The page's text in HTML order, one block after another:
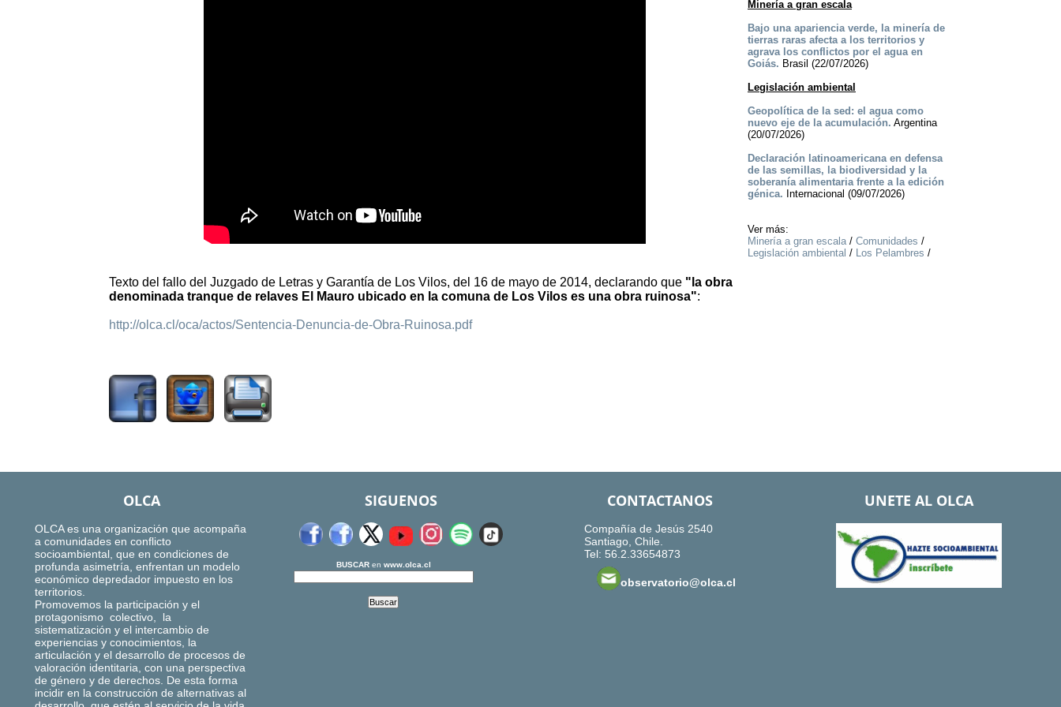
Texto del fallo del Juzgado de Letras y Garantía de Los Vilos, del 16 de mayo de 2014, declarando que "la obra
denominada tranque de relaves El Mauro ubicado en la comuna de Los Vilos es una obra ruinosa":
http://olca.cl/oca/actos/Sentencia-Denuncia-de-Obra-Ruinosa.pdf
Minería a gran escala
Bajo una apariencia verde, la minería de
tierras raras afecta a los territorios y
agrava los conflictos por el agua en
Goiás. Brasil (22/07/2026)
Legislación ambiental
Geopolítica de la sed: el agua como
nuevo eje de la acumulación. Argentina
(20/07/2026)
Declaración latinoamericana en defensa
de las semillas, la biodiversidad y la
soberanía alimentaria frente a la edición
génica. Internacional (09/07/2026)
Ver más:
Minería a gran escala/ Comunidades /
Legislación ambiental / Los Pelambres /
OLCA
OLCA es una organización que acompaña
a comunidades en conflicto
socioambiental, que en condiciones de
profunda asimetría, enfrentan un modelo
económico depredador impuesto en los
territorios.
Promovemos la participación y el
protagonismo colectivo, la
sistematización y el intercambio de
experiencias y conocimientos, la
articulación y el desarrollo de procesos de
valoración identitaria, con una perspectiva
de género y de derechos. De esta forma
incidir en la construcción de alternativas al
SIGUENOS
BUSCARen www.olca.cl
CONTACTANOS
Compañía de Jesús 2540
Santiago, Chile.
Tel: 56.2.33654873
observatorio@olca.cl
UNETE AL OLCA